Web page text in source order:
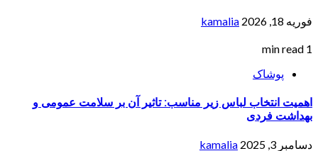
فوریه 18, 2026 kamalia
1 min read
پوشاک
اهمیت انتخاب لباس زیر مناسب: تاثیر آن بر سلامت عمومی و
بهداشت فردی
دسامبر 3, 2025 kamalia